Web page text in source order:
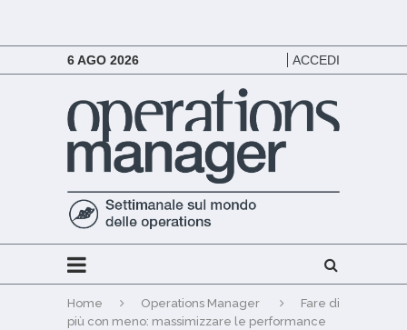
6 AGO 2026 ACCEDI
Home Operations Manager
Fare di
più con meno: massimizzare le performance